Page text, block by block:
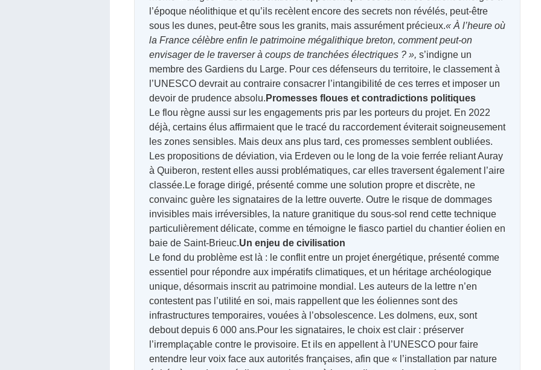
l’époque néolithique et qu’ils recèlent encore des secrets non révélés, peut-être
sous les dunes, peut-être sous les granits, mais assurément précieux.« À l’heure où
la France célèbre enfin le patrimoine mégalithique breton, comment peut-on
envisager de le traverser à coups de tranchées électriques ? », s’indigne un
membre des Gardiens du Large. Pour ces défenseurs du territoire, le classement à
l’UNESCO devrait au contraire consacrer l’intangibilité de ces terres et imposer un
devoir de prudence absolu. Promesses floues et contradictions politiques
Le flou règne aussi sur les engagements pris par les porteurs du projet. En 2022
déjà, certains élus affirmaient que le tracé du raccordement éviterait soigneusement
les zones sensibles. Mais deux ans plus tard, ces promesses semblent oubliées.
Les propositions de déviation, via Erdeven ou le long de la voie ferrée reliant Auray
à Quiberon, restent elles aussi problématiques, car elles traversent également l’aire
classée.Le forage dirigé, présenté comme une solution propre et discrète, ne
convainc guère les signataires de la lettre ouverte. Outre le risque de dommages
invisibles mais irréversibles, la nature granitique du sous-sol rend cette technique
particulièrement délicate, comme en témoigne le fiasco partiel du chantier éolien en
baie de Saint-Brieuc.Un enjeu de civilisation
Le fond du problème est là : le conflit entre un projet énergétique, présenté comme
essentiel pour répondre aux impératifs climatiques, et un héritage archéologique
unique, désormais inscrit au patrimoine mondial. Les auteurs de la lettre n’en
contestent pas l’utilité en soi, mais rappellent que les éoliennes sont des
infrastructures temporaires, vouées à l’obsolescence. Les dolmens, eux, sont
debout depuis 6 000 ans.Pour les signataires, le choix est clair : préserver
l’irremplaçable contre le provisoire. Et ils en appellent à l’UNESCO pour faire
entendre leur voix face aux autorités françaises, afin que « l’installation par nature